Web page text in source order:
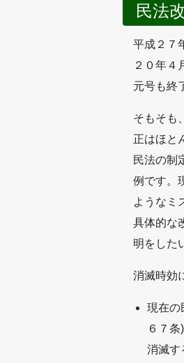
民法
平成２７
２０年４
元号も終
そもそも
正はほと
民法の制
例です。
ようなミ
具体的な
明をした
消滅時効
現在の
６７
消滅す